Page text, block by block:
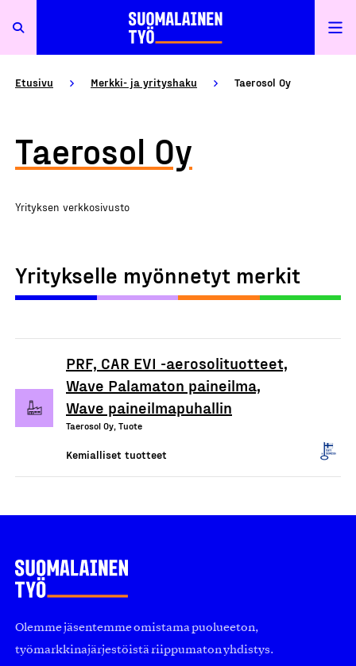
Etusivu Merkki- ja yrityshaku Taerosol Oy
Taerosol Oy
Yrityksen verkkosivusto
Yritykselle myönnetyt merkit
PRF, CAR EVI -aerosolituotteet,
Wave Palamaton paineilma,
Wave paineilmapuhallin
Taerosol Oy, Tuote
Kemialliset tuotteet
Olemme jäsentemme omistama puolueeton,
työmarkkinajärjestöistä riippumaton yhdistys.